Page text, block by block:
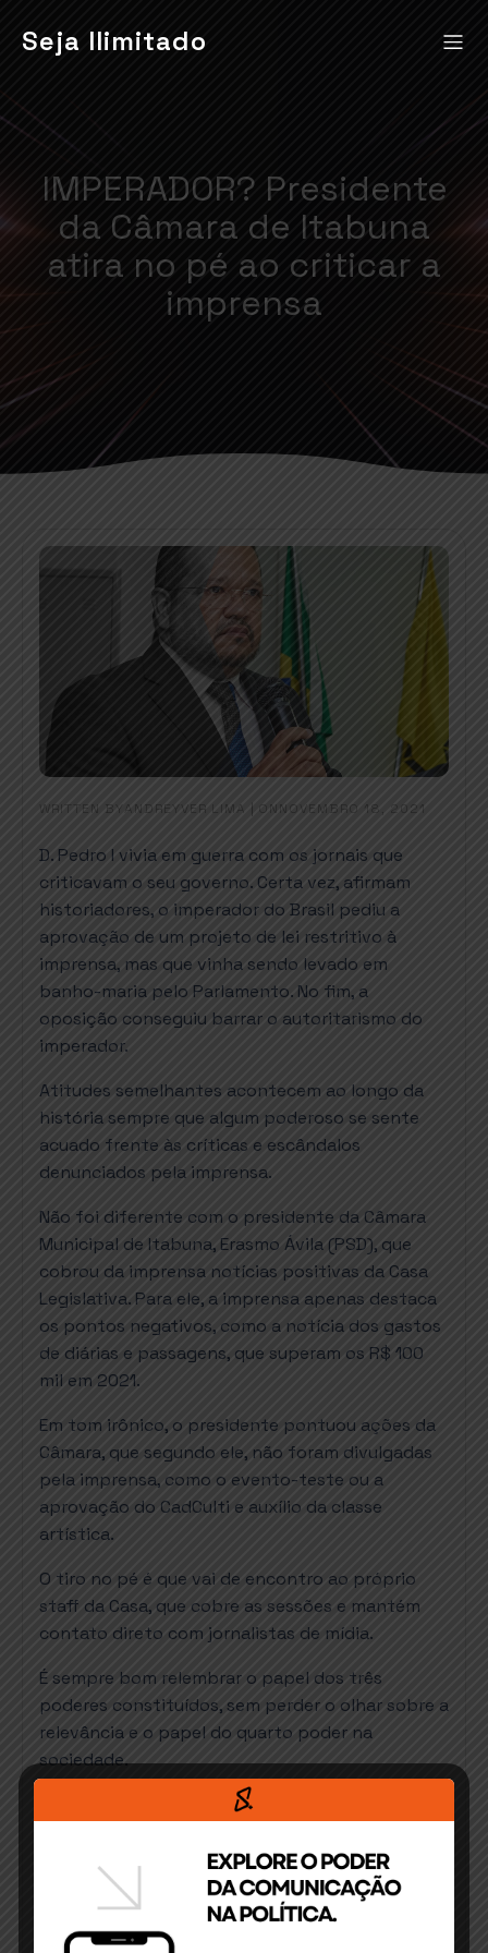
Seja Ilimitado
IMPERADOR? Presidente
da Câmara de Itabuna
atira no pé ao criticar a
imprensa
WRITTEN BY ANDREYVER LIMA ON NOVEMBRO 18, 2021
D. Pedro I vivia em guerra com os jornais que
criticavam o seu governo. Certa vez, afirmam
historiadores, o imperador do Brasil pediu a
aprovação de um projeto de lei restritivo à
imprensa, mas que vinha sendo levado em
banho-maria pelo Parlamento. No fim, a
oposição conseguiu barrar o autoritarismo do
imperador.
Atitudes semelhantes acontecem ao longo da
história sempre que algum poderoso se sente
acuado frente às críticas e escândalos
denunciados pela imprensa.
Não foi diferente com o presidente da Câmara
Municipal de Itabuna, Erasmo Ávila (PSD), que
cobrou da imprensa notícias positivas da Casa
Legislativa. Para ele, a imprensa apenas destaca
os pontos negativos, como a notícia dos gastos
de diárias e passagens, que superam os R$ 100
mil em 2021.
Em tom irônico, o presidente pontuou ações da
Câmara, que segundo ele, não foram divulgadas
pela imprensa, como o evento-teste ou a
aprovação do CadCulti e auxílio da classe
artística.
O tiro no pé é que vai de encontro ao próprio
staff da Casa, que cobre as sessões e mantém
contato direto com jornalistas de mídia.
É sempre bom relembrar o papel dos três
poderes constituídos, sem perder o olhar sobre a
relevância e o papel do quarto poder na
sociedade.
Andreyver Lima é jornalista, comentarista
Café iPolítica e editor do blog Seja Ilimitado.
OUÇA O TRECHO AQUI:
Tocador